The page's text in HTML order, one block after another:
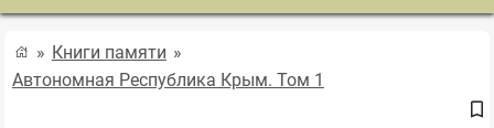
Книги памяти
Автономная Республика Крым. Том 1